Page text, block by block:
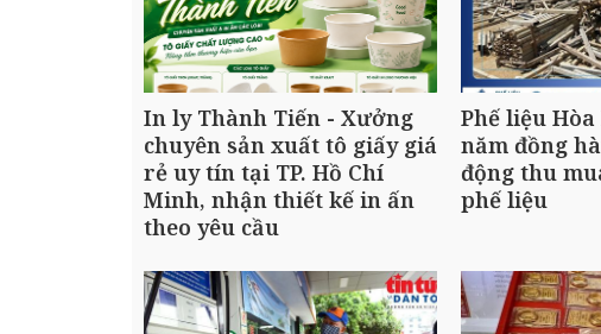
In ly Thành Tiến - Xưởng
chuyên sản xuất tô giấy giá
rẻ uy tín tại TP. Hồ Chí
Minh, nhận thiết kế in ấn
theo yêu cầu
Phế liệu
năm đồng
động thu
phế liệu